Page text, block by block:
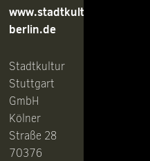
www.stadtkultur-
berlin.de
Stadtkultur
Stuttgart
GmbH
Kölner
Straße 28
70376